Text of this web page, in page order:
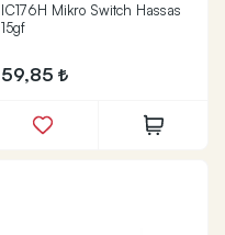
IC176H Mikro Switch Hassas
15gf
59,85